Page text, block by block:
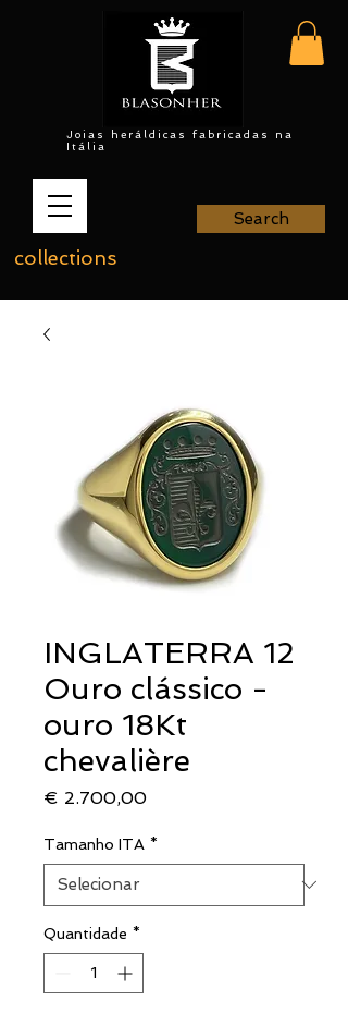
Joias heráldicas fabricadas na
Itália
collections
Search
INGLATERRA 12
Ouro clássico -
ouro 18Kt
chevalière
€ 2.700,00Preço
Tamanho ITA *
Quantidade *